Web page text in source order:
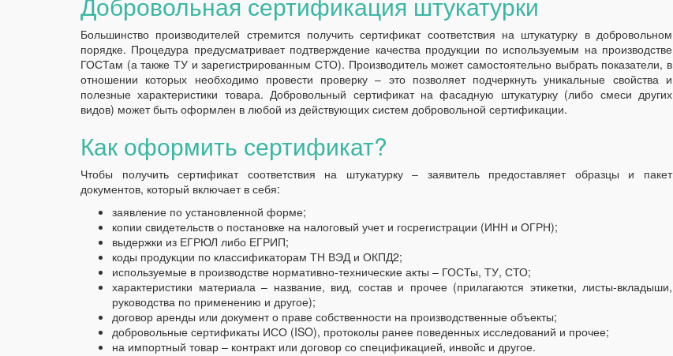
Большинство производителей стремится получить сертификат соответствия на штукатурку в добровольном
порядке. Процедура предусматривает подтверждение качества продукции по используемым на производстве
ГОСТам (а также ТУ и зарегистрированным СТО). Производитель может самостоятельно выбрать показатели, в
отношении которых необходимо провести проверку – это позволяет подчеркнуть уникальные свойства и
полезные характеристики товара. Добровольный сертификат на фасадную штукатурку (либо смеси других
видов) может быть оформлен в любой из действующих систем добровольной сертификации.
Как оформить сертификат?
Чтобы получить сертификат соответствия на штукатурку – заявитель предоставляет образцы и пакет
документов, который включает в себя:
заявление по установленной форме;
копии свидетельств о постановке на налоговый учет и госрегистрации (ИНН и ОГРН);
выдержки из ЕГРЮЛ либо ЕГРИП;
коды продукции по классификаторам ТН ВЭД и ОКПД2;
используемые в производстве нормативно-технические акты – ГОСТы, ТУ, СТО;
характеристики материала – название, вид, состав и прочее (прилагаются этикетки, листы-вкладыши,
руководства по применению и другое);
договор аренды или документ о праве собственности на производственные объекты;
добровольные сертификаты ИСО (ISO), протоколы ранее поведенных исследований и прочее;
на импортный товар – контракт или договор со спецификацией, инвойс и другое.